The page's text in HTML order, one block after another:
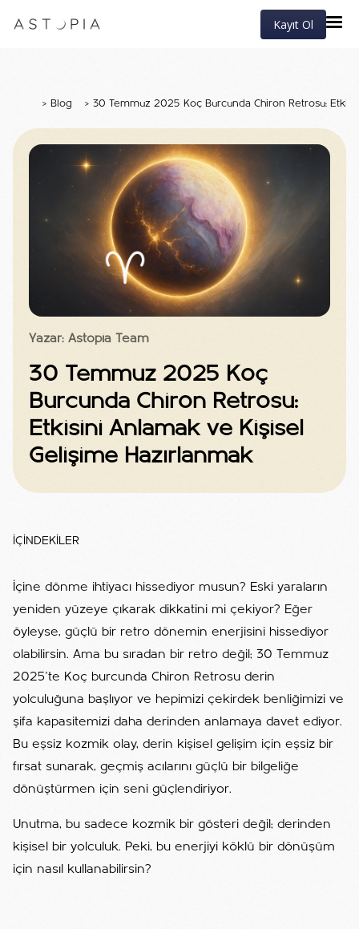
Kayıt Ol
> Blog > 30 Temmuz 2025 Koç Burcunda Chiron Retrosu:
Yazar: Astopia Team
30 Temmuz 2025 Koç
Burcunda Chiron Retrosu:
Etkisini Anlamak ve Kişisel
Gelişime Hazırlanmak
İÇİNDEKİLER
İçine dönme ihtiyacı hissediyor musun? Eski yaraların
yeniden yüzeye çıkarak dikkatini mi çekiyor? Eğer
öyleyse, güçlü bir retro dönemin enerjisini hissediyor
olabilirsin. Ama bu sıradan bir retro değil; 30 Temmuz
2025'te Koç burcunda Chiron Retrosu derin
yolculuğuna başlıyor ve hepimizi çekirdek benliğimizi ve
şifa kapasitemizi daha derinden anlamaya davet ediyor.
Bu eşsiz kozmik olay, derin kişisel gelişim için eşsiz bir
fırsat sunarak, geçmiş acılarını güçlü bir bilgeliğe
dönüştürmen için seni güçlendiriyor.
Unutma, bu sadece kozmik bir gösteri değil; derinden
kişisel bir yolculuk. Peki, bu enerjiyi köklü bir dönüşüm
için nasıl kullanabilirsin?